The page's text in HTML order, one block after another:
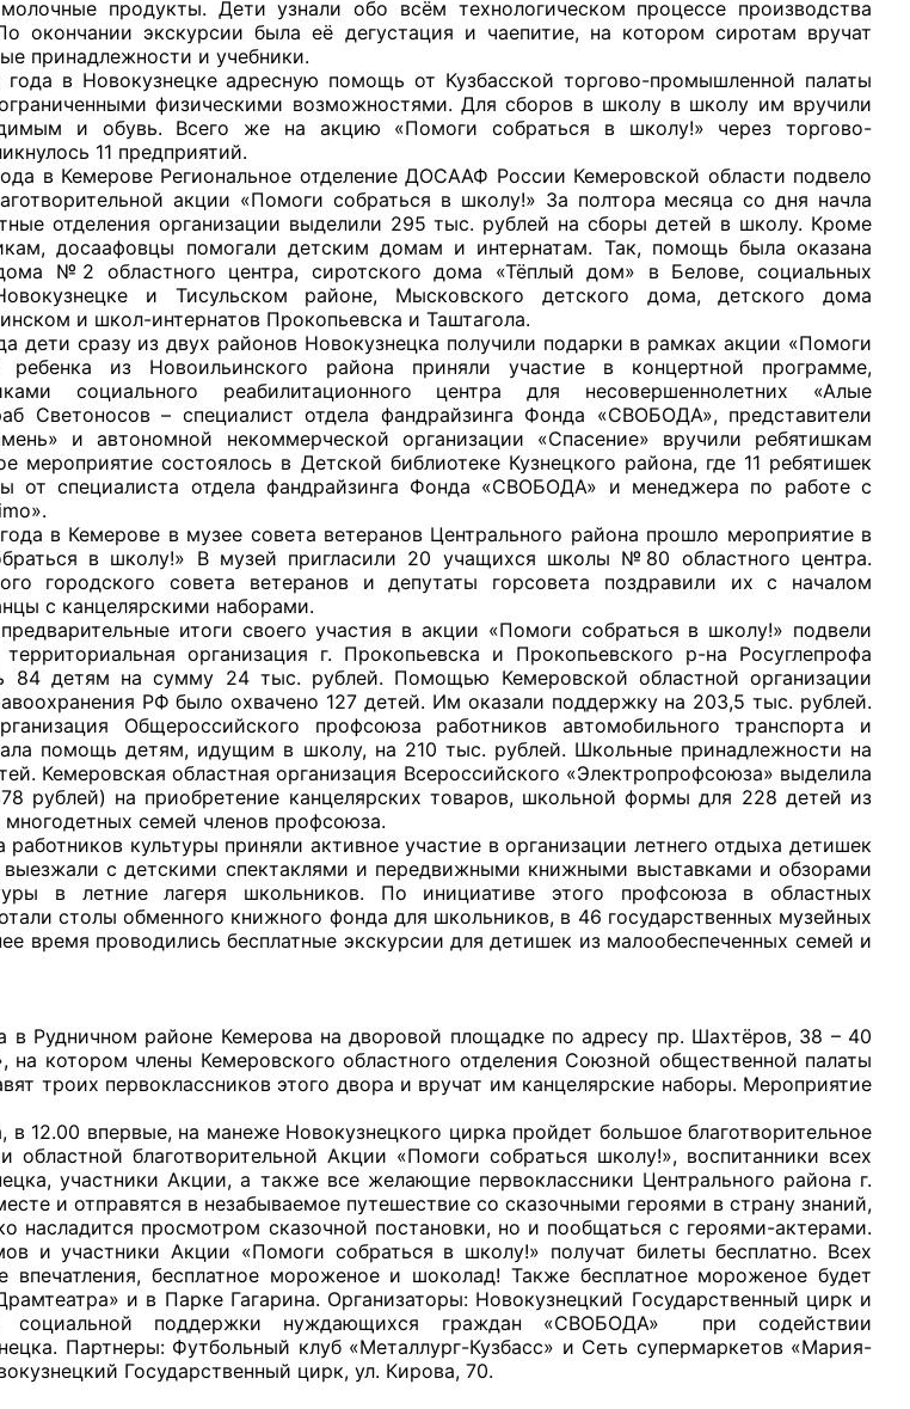
продукты. Дети узнали обо всём технологическом процессе производства
окончании экскурсии была её дегустация и чаепитие, на котором сиротам вручат
принадлежности и учебники.
Новокузнецке адресную помощь от Кузбасской торгово-промышленной палаты
физическими возможностями. Для сборов в школу в школу им вручили
и обувь. Всего же на акцию «Помоги собраться в школу!» через торгово-
11 предприятий.
Региональное отделение ДОСААФ России Кемеровской области подвело
акции «Помоги собраться в школу!» За полтора месяца со дня начла
отделения организации выделили 295 тыс. рублей на сборы детей в школу. Кроме
досаафовцы помогали детским домам и интернатам. Так, помощь была оказана
№2 областного центра, сиротского дома «Тёплый дом» в Белове, социальных
и Тисульском районе, Мысковского детского дома, детского дома
и школ-интернатов Прокопьевска и Таштагола.
сразу из двух районов Новокузнецка получили подарки в рамках акции «Помоги
из Новоильинского района приняли участие в концертной программе,
социального реабилитационного центра для несовершеннолетних «Алые
Светоносов – специалист отдела фандрайзинга Фонда «СВОБОДА», представители
и автономной некоммерческой организации «Спасение» вручили ребятишкам
мероприятие состоялось в Детской библиотеке Кузнецкого района, где 11 ребятишек
от специалиста отдела фандрайзинга Фонда «СВОБОДА» и менеджера по работе с
в музее совета ветеранов Центрального района прошло мероприятие в
в школу!» В музей пригласили 20 учащихся школы №80 областного центра.
городского совета ветеранов и депутаты горсовета поздравили их с началом
с канцелярскими наборами.
итоги своего участия в акции «Помоги собраться в школу!» подвели
организация г. Прокопьевска и Прокопьевского р-на Росуглепрофа
84 детям на сумму 24 тыс. рублей. Помощью Кемеровской областной организации
РФ было охвачено 127 детей. Им оказали поддержку на 203,5 тыс. рублей.
Общероссийского профсоюза работников автомобильного транспорта и
помощь детям, идущим в школу, на 210 тыс. рублей. Школьные принадлежности на
Кемеровская областная организация Всероссийского «Электропрофсоюза» выделила
рублей) на приобретение канцелярских товаров, школьной формы для 228 детей из
семей членов профсоюза.
культуры приняли активное участие в организации летнего отдыха детишек
с детскими спектаклями и передвижными книжными выставками и обзорами
в летние лагеря школьников. По инициативе этого профсоюза в областных
столы обменного книжного фонда для школьников, в 46 государственных музейных
время проводились бесплатные экскурсии для детишек из малообеспеченных семей и
районе Кемерова на дворовой площадке по адресу пр. Шахтёров, 38 – 40
на котором члены Кемеровского областного отделения Союзной общественной палаты
троих первоклассников этого двора и вручат им канцелярские наборы. Мероприятие
впервые, на манеже Новокузнецкого цирка пройдет большое благотворительное
областной благотворительной Акции «Помоги собраться школу!», воспитанники всех
участники Акции, а также все желающие первоклассники Центрального района г.
и отправятся в незабываемое путешествие со сказочными героями в страну знаний,
насладится просмотром сказочной постановки, но и пообщаться с героями-актерами.
и участники Акции «Помоги собраться в школу!» получат билеты бесплатно. Всех
впечатления, бесплатное мороженое и шоколад! Также бесплатное мороженое будет
и в Парке Гагарина. Организаторы: Новокузнецкий Государственный цирк и
социальной поддержки нуждающихся граждан «СВОБОДА» при содействии
Партнеры: Футбольный клуб «Металлург-Кузбасс» и Сеть супермаркетов «Мария-
Государственный цирк, ул. Кирова, 70.